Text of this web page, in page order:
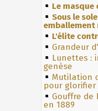
Le masque
Sous le
emballement
L'élite
Grandeur
Lunettes :
genèse
Mutilation
pour
Gouffre de
en 1889